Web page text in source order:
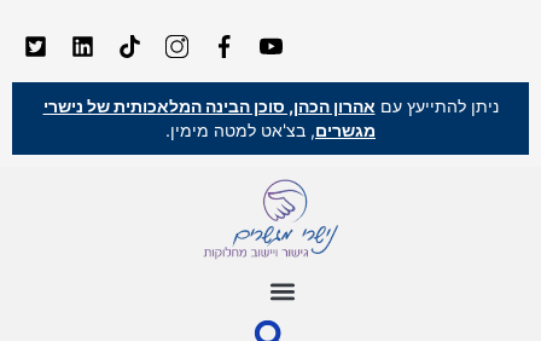
ניתן להתייעץ עם אהרון הכהן, סוכן הבינה המלאכותית של נישרי
מגשרים, בצ'אט למטה מימין.